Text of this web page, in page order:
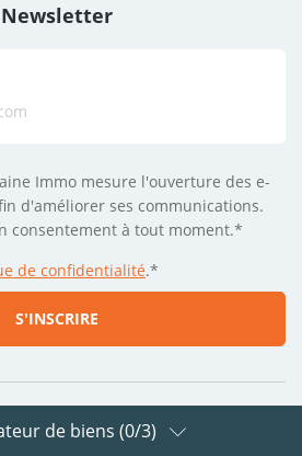
Newsletter
Immo mesure l'ouverture des e-
d'améliorer ses communications.
consentement à tout moment.*
de confidentialité.*
sur les réseaux
de biens (0/3)